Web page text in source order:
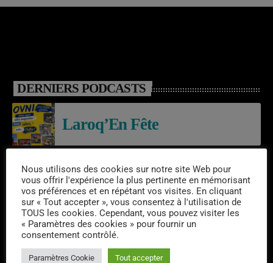
DERNIERS PODCASTS
Laroq’En Fête
Emissions semaine 31/2026
06/08/2026 – RESIDENCE –
CHAMALOT
Nous utilisons des cookies sur notre site Web pour
vous offrir l'expérience la plus pertinente en mémorisant
vos préférences et en répétant vos visites. En cliquant
sur « Tout accepter », vous consentez à l'utilisation de
TOUS les cookies. Cependant, vous pouvez visiter les
« Paramètres des cookies » pour fournir un
consentement contrôlé.
Paramètres Cookie Tout accepter